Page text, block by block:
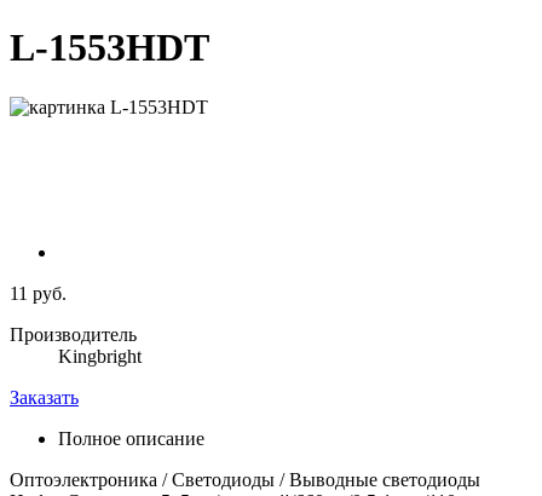
L-1553HDT
11 руб.
Производитель
Kingbright
Заказать
Полное описание
Оптоэлектроника / Светодиоды / Выводные светодиоды